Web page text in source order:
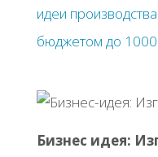
идеи производства
бюджетом до
Бизнес идея: